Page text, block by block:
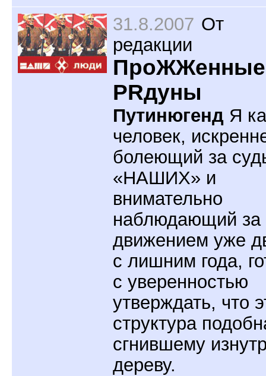
31.8.2007 От
редакции
ПроЖЖенные
PRдуны
Путинюгенд Я
человек,
болеющий за
«НАШИХ» и
внимательно
наблюдающий за
движением уже
с лишним года,
с уверенностью
утверждать, что
структура
сгнившему
дереву.